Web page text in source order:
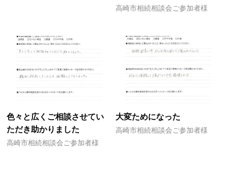
高崎市相続相談会ご参加者様
色々と広くご相談させてい
ただき助かりました
高崎市相続相談会ご参加者様
大変ためになった
高崎市相続相談会ご参加者様